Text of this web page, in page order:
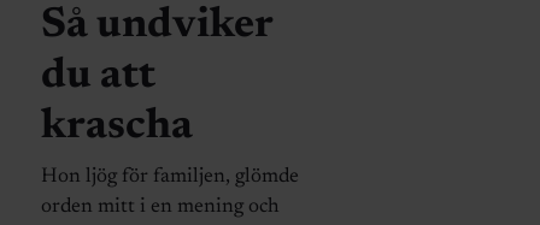
Så undviker
du att
krascha
Hon ljög för familjen, glömde
orden mitt i en mening och